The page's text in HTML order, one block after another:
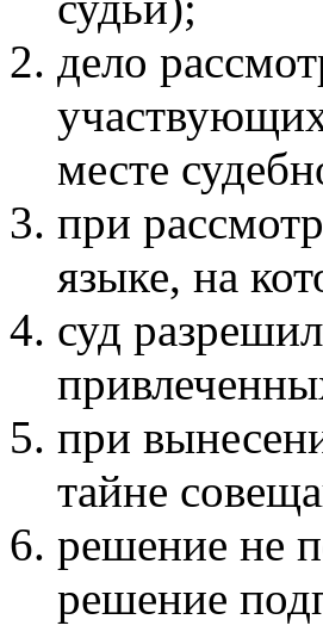
дело
месте
при
языке, на
суд
при
тайне
решение не
решение